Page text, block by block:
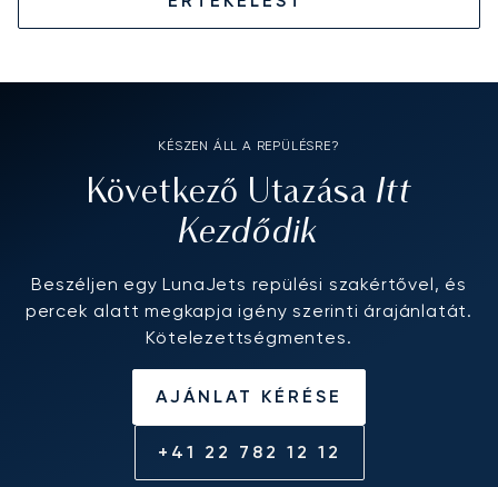
KÉSZEN ÁLL A REPÜLÉSRE?
Következő Utazása Itt
Kezdődik
Beszéljen egy LunaJets repülési szakértővel, és
percek alatt megkapja igény szerinti árajánlatát.
Kötelezettségmentes.
AJÁNLAT KÉRÉSE
+41 22 782 12 12